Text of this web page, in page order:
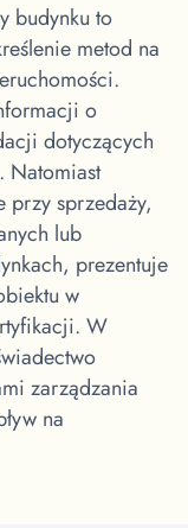
budynku to
metod na
o
dotyczących
Natomiast
przy sprzedaży,
lub
prezentuje
w
W
zarządzania
na